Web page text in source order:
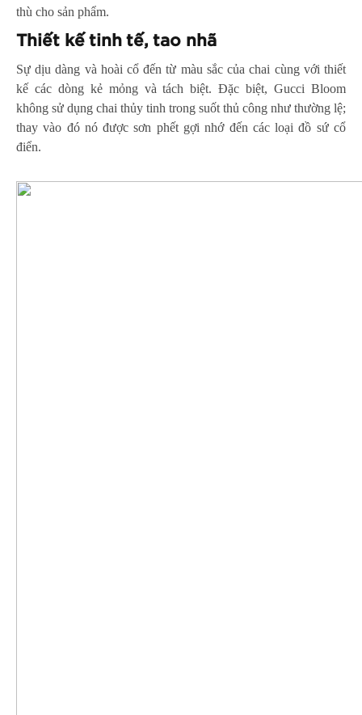
thù cho sản phẩm.
Thiết kế tinh tế, tao nhã
Sự dịu dàng và hoài cổ đến từ màu sắc của chai cùng với thiết
kế các dòng kẻ mỏng và tách biệt. Đặc biệt, Gucci Bloom
không sử dụng chai thủy tinh trong suốt thủ công như thường lệ;
thay vào đó nó được sơn phết gợi nhớ đến các loại đồ sứ cổ
điển.